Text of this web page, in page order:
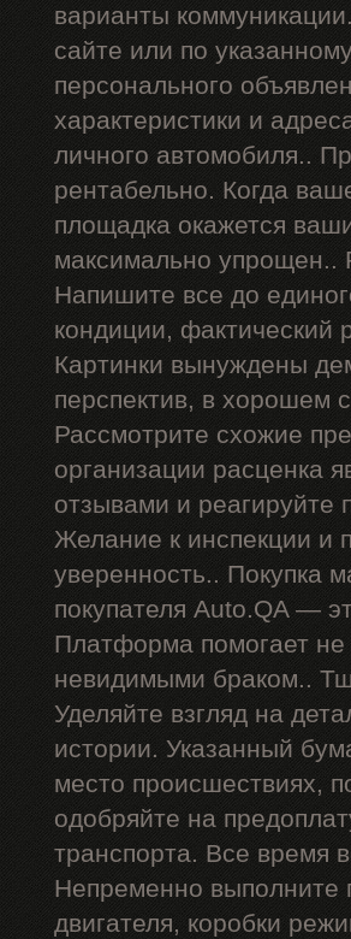
варианты
сайте или по
персонального
характеристики и
личного автомобиля..
рентабельно. Когда
площадка окажется
максимально упрощен..
Напишите все до
кондиции, фактический
Картинки вынуждены
перспектив, в хорошем
Рассмотрите схожие
организации расценка
отзывами и реагируйте
Желание к инспекции и
уверенность.. Покупка
покупателя Auto.QA —
Платформа помогает
невидимыми браком..
Уделяйте взгляд на
истории. Указанный
место происшествиях,
одобряйте на
транспорта. Все время
Непременно выполните
двигателя, коробки